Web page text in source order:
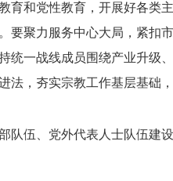
育和党性教育，开展好各类
要聚力服务中心大局， 紧扣
统一战线成员围绕产业升级
法， 夯实宗教工作基层基础
队伍、 党外代表人士队伍建